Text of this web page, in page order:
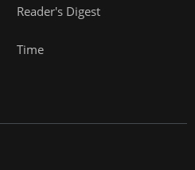
Reader's Digest
Time